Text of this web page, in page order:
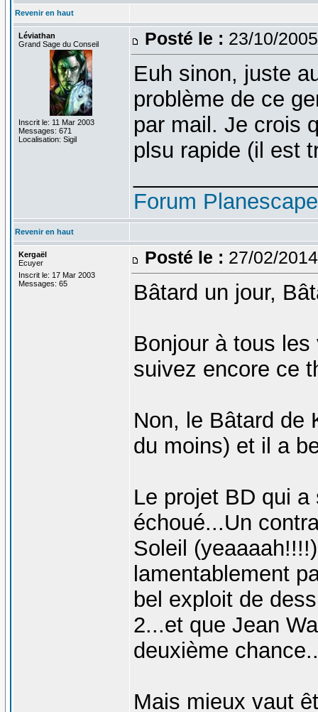
Revenir en haut
Léviathan
Grand Sage du Conseil
Inscrit le: 11 Mar 2003
Messages: 671
Localisation: Sigil
Posté le : 23/10/
Euh sinon, juste
problème de ce
par mail. Je crois
plsu rapide (il est
Forum
Revenir en haut
Kergaël
Ecuyer
Inscrit le: 17 Mar 2003
Messages: 65
Posté le : 27/02/
Bâtard un jour,
Bonjour à tous
suivez encore ce
Non, le Bâtard de
du moins) et il a
Le projet BD qui
échoué...Un
Soleil
lamentablement
bel exploit de
2...et que Jean
deuxième
Mais mieux vaut